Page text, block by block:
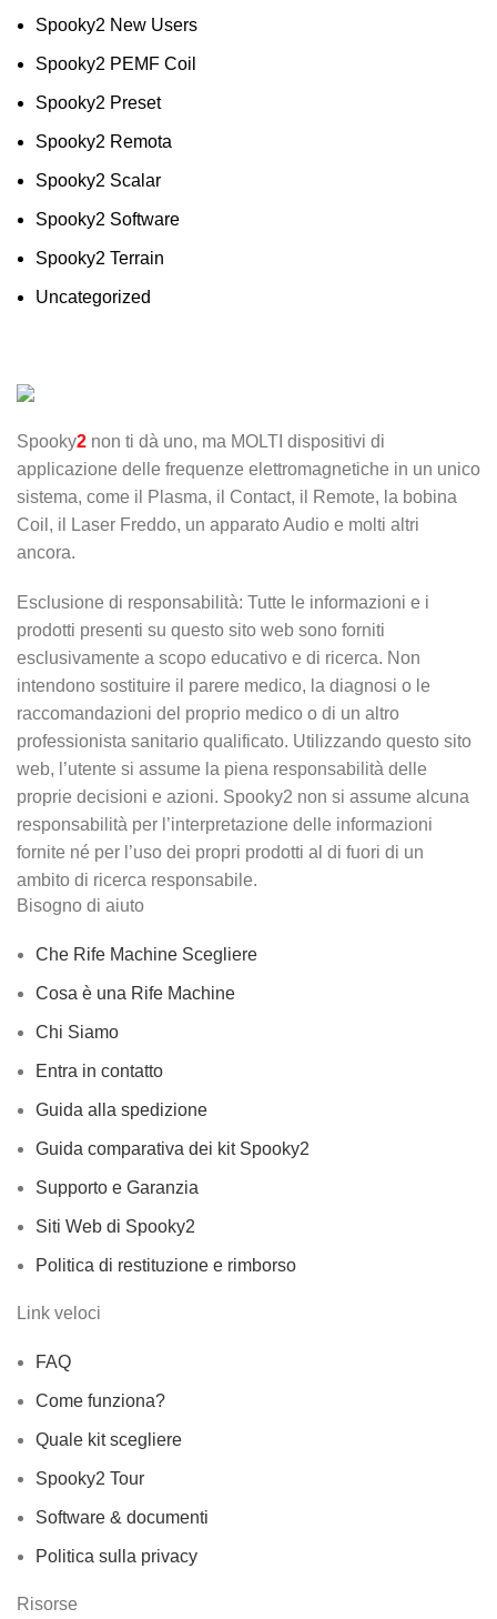
Spooky2 New Users
Spooky2 PEMF Coil
Spooky2 Preset
Spooky2 Remota
Spooky2 Scalar
Spooky2 Software
Spooky2 Terrain
Uncategorized
Spooky2 non ti dà uno, ma MOLTI dispositivi di
applicazione delle frequenze elettromagnetiche in un unico
sistema, come il Plasma, il Contact, il Remote, la bobina
Coil, il Laser Freddo, un apparato Audio e molti altri
ancora.
Esclusione di responsabilità: Tutte le informazioni e i
prodotti presenti su questo sito web sono forniti
esclusivamente a scopo educativo e di ricerca. Non
intendono sostituire il parere medico, la diagnosi o le
raccomandazioni del proprio medico o di un altro
professionista sanitario qualificato. Utilizzando questo sito
web, l’utente si assume la piena responsabilità delle
proprie decisioni e azioni. Spooky2 non si assume alcuna
responsabilità per l’interpretazione delle informazioni
fornite né per l’uso dei propri prodotti al di fuori di un
ambito di ricerca responsabile.
Bisogno di aiuto
Che Rife Machine Scegliere
Cosa è una Rife Machine
Chi Siamo
Entra in contatto
Guida alla spedizione
Guida comparativa dei kit Spooky2
Supporto e Garanzia
Siti Web di Spooky2
Politica di restituzione e rimborso
Link veloci
FAQ
Come funziona?
Quale kit scegliere
Spooky2 Tour
Software & documenti
Politica sulla privacy
Risorse